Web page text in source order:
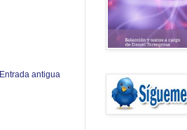
Entrada antigua